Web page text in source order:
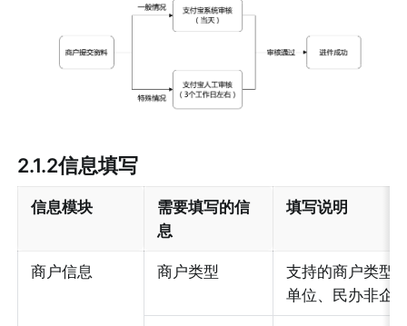
2.1.2信息填写
信息模块
需要填写的信
息
填写说明
商户信息 商户类型
支持的商户类型
单位、民办非企